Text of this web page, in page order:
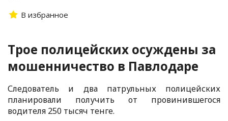
В избранное
Трое полицейских осуждены за
мошенничество в Павлодаре
Следователь и два патрульных полицейских
планировали получить от провинившегося
водителя 250 тысяч тенге.